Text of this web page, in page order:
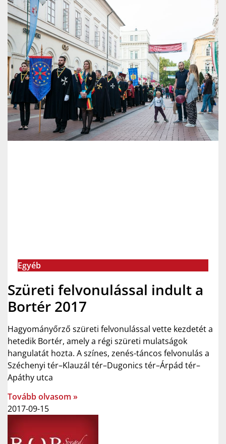
Egyéb
Szüreti felvonulással indult a
Bortér 2017
Hagyományőrző szüreti felvonulással vette kezdetét a
hetedik Bortér, amely a régi szüreti mulatságok
hangulatát hozta. A színes, zenés-táncos felvonulás a
Széchenyi tér–Klauzál tér–Dugonics tér–Árpád tér–
Apáthy utca
Tovább olvasom »
2017-09-15